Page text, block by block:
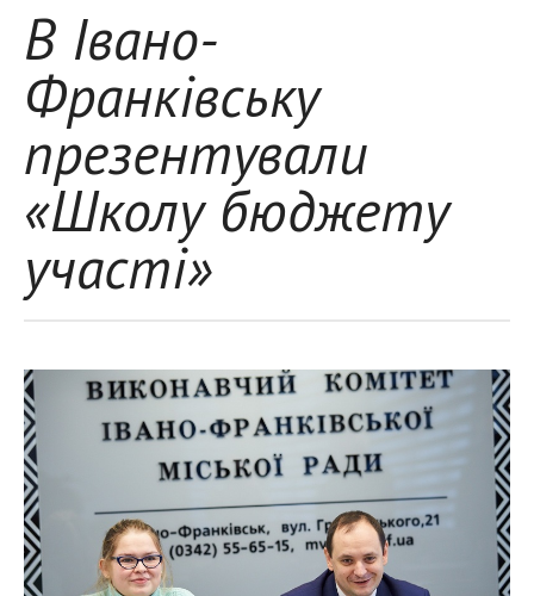
В Івано-
Франківську
презентували
«Школу бюджету
участі»